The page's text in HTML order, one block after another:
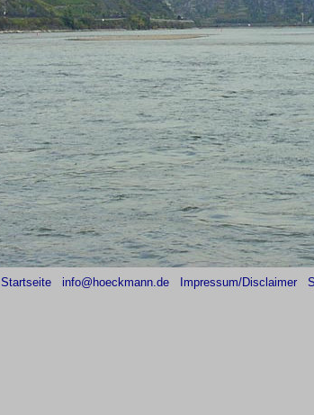
Startseite info@hoeckmann.de Impressum/Disclaimer